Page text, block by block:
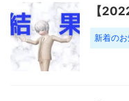
【
新着の